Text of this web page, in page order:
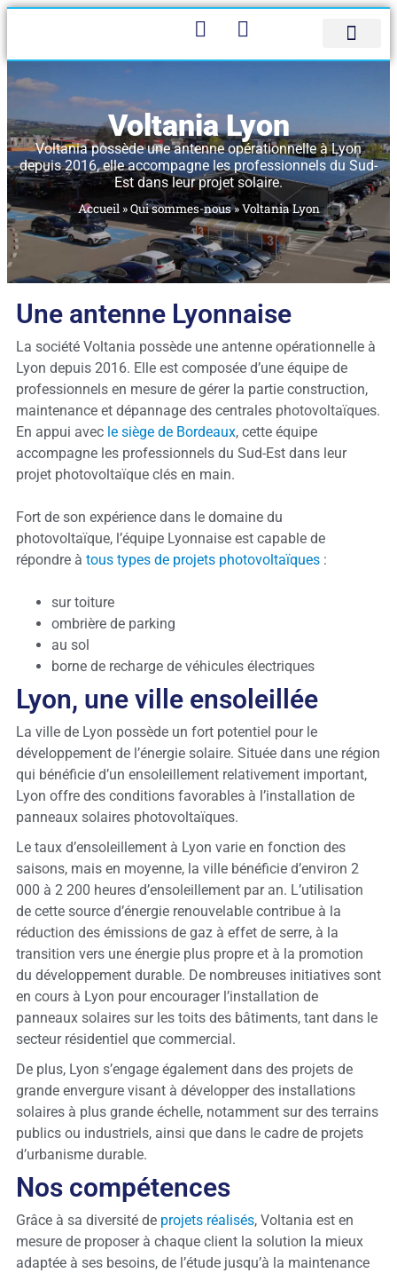
Panneau de gestion des cookies
Voltania Lyon
Voltania possède une antenne opérationnelle à Lyon
depuis 2016, elle accompagne les professionnels du Sud-
Est dans leur projet solaire.
Accueil»Qui sommes-nous»Voltania Lyon
Une antenne Lyonnaise
La société Voltania possède une antenne opérationnelle à
Lyon depuis 2016. Elle est composée d’une équipe de
professionnels en mesure de gérer la partie construction,
maintenance et dépannage des centrales photovoltaïques.
En appui avec le siège de Bordeaux, cette équipe
accompagne les professionnels du Sud-Est dans leur
projet photovoltaïque clés en main.
Fort de son expérience dans le domaine du
photovoltaïque, l’équipe Lyonnaise est capable de
répondre à tous types de projets photovoltaïques :
sur toiture
ombrière de parking
au sol
borne de recharge de véhicules électriques
Lyon, une ville ensoleillée
La ville de Lyon possède un fort potentiel pour le
développement de l’énergie solaire. Située dans une région
qui bénéficie d’un ensoleillement relativement important,
Lyon offre des conditions favorables à l’installation de
panneaux solaires photovoltaïques.
Le taux d’ensoleillement à Lyon varie en fonction des
saisons, mais en moyenne, la ville bénéficie d’environ 2
000 à 2 200 heures d’ensoleillement par an. L’utilisation
de cette source d’énergie renouvelable contribue à la
réduction des émissions de gaz à effet de serre, à la
transition vers une énergie plus propre et à la promotion
du développement durable. De nombreuses initiatives sont
en cours à Lyon pour encourager l’installation de
panneaux solaires sur les toits des bâtiments, tant dans le
secteur résidentiel que commercial.
De plus, Lyon s’engage également dans des projets de
grande envergure visant à développer des installations
solaires à plus grande échelle, notamment sur des terrains
publics ou industriels, ainsi que dans le cadre de projets
d’urbanisme durable.
Nos compétences
Grâce à sa diversité de projets réalisés, Voltania est en
mesure de proposer à chaque client la solution la mieux
adaptée à ses besoins, de l’étude jusqu’à la maintenance